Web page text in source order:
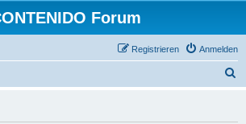
Forum
Anmelden
Registrieren